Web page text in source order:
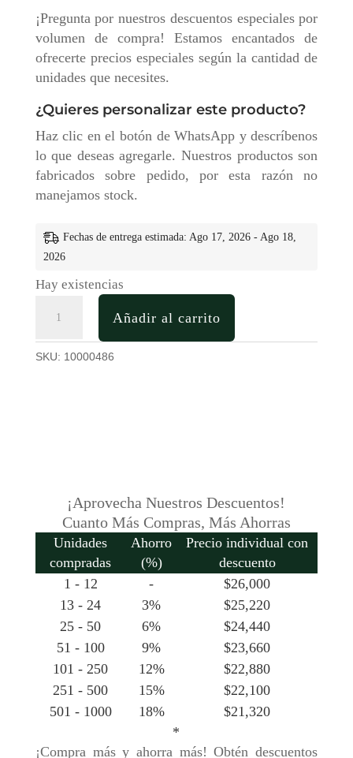
¡Pregunta por nuestros descuentos especiales por
volumen de compra! Estamos encantados de
ofrecerte precios especiales según la cantidad de
unidades que necesites.
¿Quieres personalizar este producto?
Haz clic en el botón de WhatsApp y descríbenos
lo que deseas agregarle. Nuestros productos son
fabricados sobre pedido, por esta razón no
manejamos stock.
Fechas de entrega estimada: Ago 17, 2026 - Ago 18,
2026
Hay existencias
para
Vino
Personalizada
Añadir al carrito
SKU: 10000486
¡Aprovecha Nuestros Descuentos!
Cuanto Más Compras, Más Ahorras
Unidades
compradas
Ahorro
(%)
Precio individual con
descuento
1 - 12
- $26,000
13 - 24
3% $25,220
25 - 50
6% $24,440
51 - 100
9% $23,660
101 - 250
12% $22,880
251 - 500
15% $22,100
501 - 1000
18% $21,320
*
¡Compra más y ahorra más! Obtén descuentos